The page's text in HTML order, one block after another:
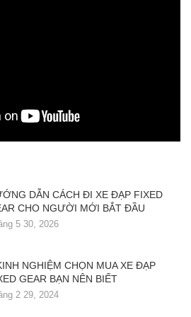
DẪN CÁCH ĐI XE ĐẠP FIXED
CHO NGƯỜI MỚI BẮT ĐẦU
5 30, 2026
NGHIỆM CHỌN MUA XE ĐẠP
GEAR BẠN NÊN BIẾT
2 29, 2024